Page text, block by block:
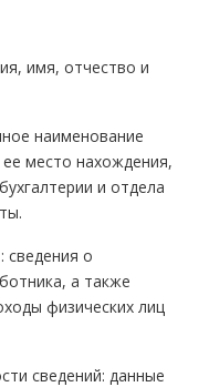
имя, отчество и
наименование
место нахождения,
и отдела
сведения о
а также
физических лиц
сведений: данные